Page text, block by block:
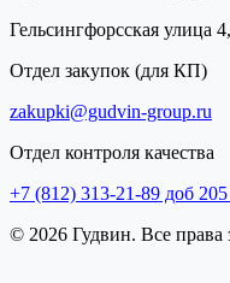
Гельсингфорсская улица
Отдел закупок (для КП)
zakupki@gudvin-group.ru
Отдел контроля качества
+7 (812) 313-21-89 доб 205
© 2026 Гудвин. Все